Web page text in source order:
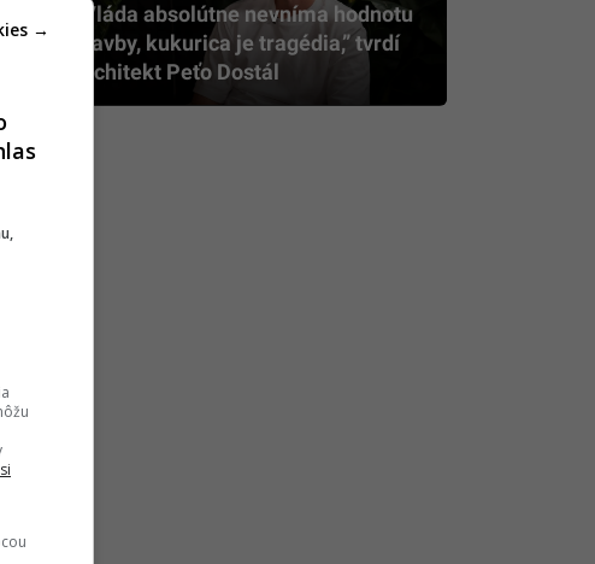
„Vláda absolútne nevníma hodnotu
stavby, kukurica je tragédia,” tvrdí
architekt Peťo Dostál
→